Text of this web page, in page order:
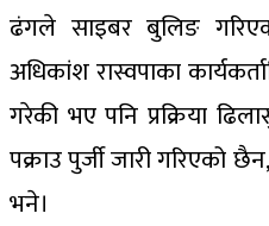
ढंगले साइबर बुलिङ
अधिकांश रास्वपाका
गरेकी भए पनि प्रक्रिया
पक्राउ पुर्जी जारी गरिएको
भने।